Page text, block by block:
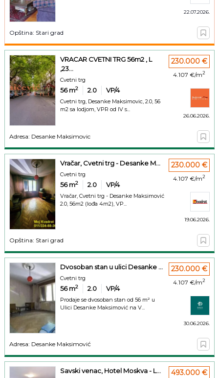
22.07.2026.
Opština: Stari grad
VRACAR CVETNI TRG 56m2 , L
,23...
Cvetni trg
56m2 2.0 VP/4
Cvetni trg, Desanke Maksimovic, 2.0, 56
m2 sa lodjom, VPR od IV s...
230.000 €
4.107 €/m2
26.06.2026.
Adresa: Desanke Maksimovic
Vračar, Cvetni trg - Desanke M...
Cvetni trg
56m2 2.0 VP/4
Vračar, Cvetni trg - Desanke Maksimović
2.0, 56m2 (lođa 4m2), VP...
230.000 €
4.107 €/m2
19.06.2026.
Opština: Stari grad
Dvosoban stan u ulici Desanke ...
Cvetni trg
56m2 2.0 VP/4
Prodaje se dvosoban stan od 56 m² u
Ulici Desanke Maksimović na V...
230.000 €
4.107 €/m2
30.06.2026.
Adresa: Desanke Maksimović
Savski venac, Hotel Moskva - L... 493.000 €